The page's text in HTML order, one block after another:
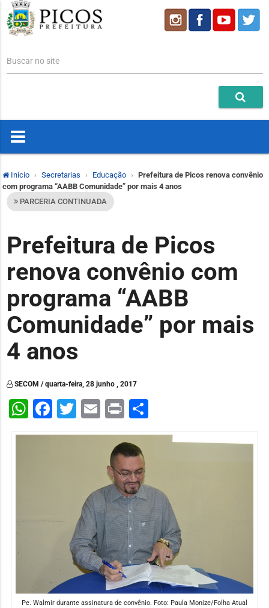
Buscar no site
Início Secretarias Educação
Prefeitura de Picos renova convênio
com programa “AABB Comunidade” por mais 4 anos
PARCERIA CONTINUADA
Prefeitura de Picos
renova convênio com
programa “AABB
Comunidade” por mais
4 anos
SECOM / quarta-feira, 28 junho , 2017
WhatsApp
Facebook
Twitter
Email
PrintShare
Pe. Walmir durante assinatura de convênio. Foto: Paula Monize/Folha Atual